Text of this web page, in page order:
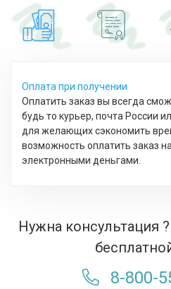
Оплата при получении
Оплатить заказ вы всегда
будь то курьер, почта России
для желающих сэкономить
возможность оплатить заказ
электронными деньгами.
Нужна консультация
8-800-